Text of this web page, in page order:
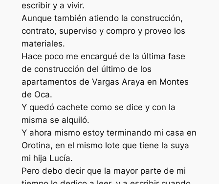
escribir y a vivir.
Aunque también atiendo la construcción,
contrato, superviso y compro y proveo los
materiales.
Hace poco me encargué de la última fase
de construcción del último de los
apartamentos de Vargas Araya en Montes
de Oca.
Y quedó cachete como se dice y con la
misma se alquiló.
Y ahora mismo estoy terminando mi casa en
Orotina, en el mismo lote que tiene la suya
mi hija Lucía.
Pero debo decir que la mayor parte de mi